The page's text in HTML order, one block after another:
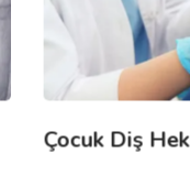
Çocuk Diş